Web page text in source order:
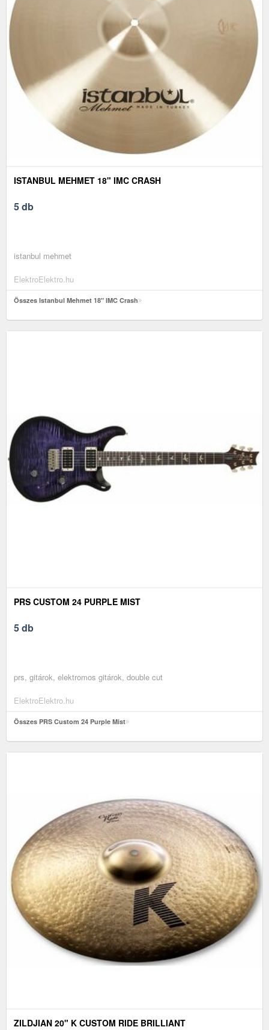
ISTANBUL MEHMET 18" IMC CRASH
5 db
istanbul mehmet
ElektroElektro.hu
Összes Istanbul Mehmet 18" IMC Crash
PRS CUSTOM 24 PURPLE MIST
5 db
prs, gitárok, elektromos gitárok, double cut
ElektroElektro.hu
Összes PRS Custom 24 Purple Mist
ZILDJIAN 20" K CUSTOM RIDE BRILLIANT